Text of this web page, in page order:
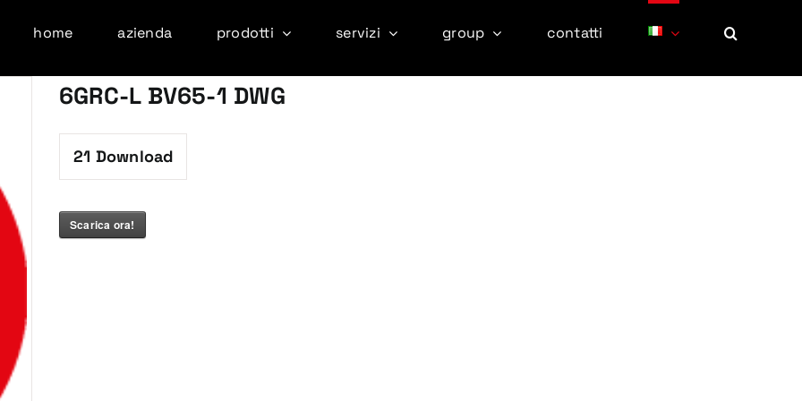
home azienda prodotti servizi group contatti
6GRC-L BV65-1 DWG
21 Download
Scarica ora!